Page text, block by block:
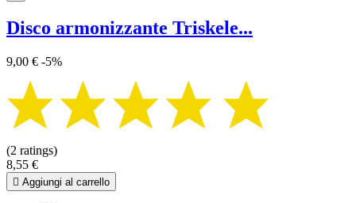
Disco armonizzante Triskele...
9,00 € -5%
(2 ratings)
8,55 €
 Aggiungi al carrello